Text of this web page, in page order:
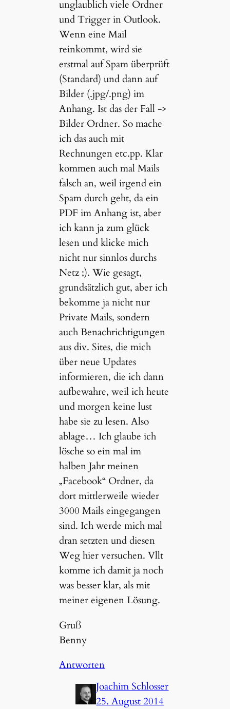
unglaublich viele Ordner
und Trigger in Outlook.
Wenn eine Mail
reinkommt, wird sie
erstmal auf Spam überprüft
(Standard) und dann auf
Bilder (.jpg/.png) im
Anhang. Ist das der Fall ->
Bilder Ordner. So mache
ich das auch mit
Rechnungen etc.pp. Klar
kommen auch mal Mails
falsch an, weil irgend ein
Spam durch geht, da ein
PDF im Anhang ist, aber
ich kann ja zum glück
lesen und klicke mich
nicht nur sinnlos durchs
Netz ;). Wie gesagt,
grundsätzlich gut, aber ich
bekomme ja nicht nur
Private Mails, sondern
auch Benachrichtigungen
aus div. Sites, die mich
über neue Updates
informieren, die ich dann
aufbewahre, weil ich heute
und morgen keine lust
habe sie zu lesen. Also
ablage… Ich glaube ich
lösche so ein mal im
halben Jahr meinen
„Facebook“ Ordner, da
dort mittlerweile wieder
3000 Mails eingegangen
sind. Ich werde mich mal
dran setzten und diesen
Weg hier versuchen. Vllt
komme ich damit ja noch
was besser klar, als mit
meiner eigenen Lösung.
Gruß
Benny
Antworten
Joachim Schlosser
25. August 2014